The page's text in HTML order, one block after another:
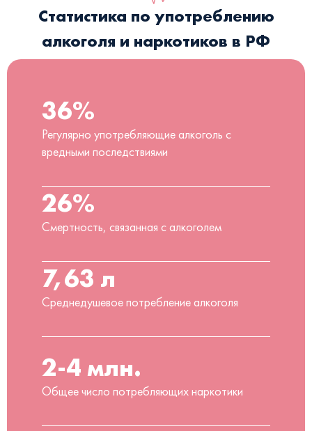
Статистика по употреблению
алкоголя и наркотиков в РФ
36%
Регулярно употребляющие алкоголь с
вредными последствиями
26%
Смертность, связанная с алкоголем
7,63 л
Среднедушевое потребление алкоголя
2-4 млн.
Общее число потребляющих наркотики